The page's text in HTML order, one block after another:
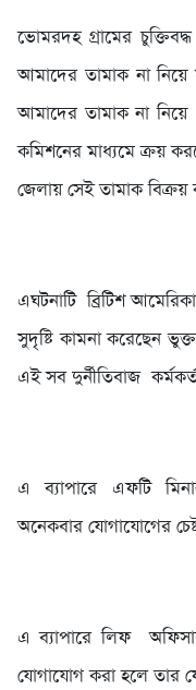
‎ভোমরদহ গ্রামের
আমাদের তামাক না
আমাদের তামাক না
কমিশনের মাধ্যমে ক্রয়
জেলায় সেই তামাক বিক্রয়
‎এঘটনাটি ব্রিটিশ
সুদৃষ্টি কামনা করেছেন
এই সব দুর্নীতিবাজ
‎এ ব্যাপারে এফটি
অনেকবার যোগাযোগের
‎এ ব্যাপারে লিফ
যোগাযোগ করা হলে তার